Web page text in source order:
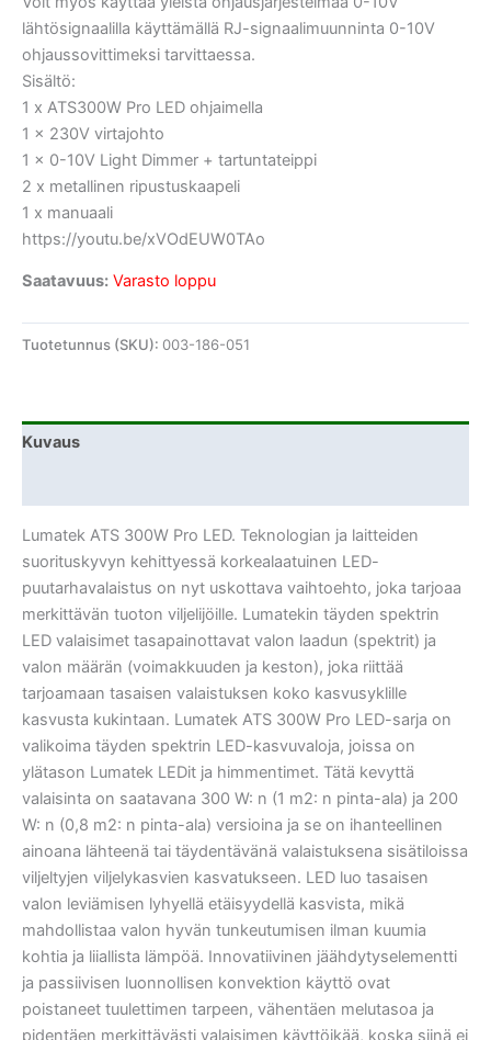
lähtösignaalilla käyttämällä RJ-signaalimuunninta 0-10V
ohjaussovittimeksi tarvittaessa.
Sisältö:
1 x ATS300W Pro LED ohjaimella
1 x 230V virtajohto
1 x 0-10V Light Dimmer + tartuntateippi
2 x metallinen ripustuskaapeli
1 x manuaali
https://youtu.be/xVOdEUW0TAo
Saatavuus: Varasto loppu
Tuotetunnus (SKU): 003-186-051
Kuvaus
Lumatek ATS 300W Pro LED. Teknologian ja laitteiden
suorituskyvyn kehittyessä korkealaatuinen LED-
puutarhavalaistus on nyt uskottava vaihtoehto, joka tarjoaa
merkittävän tuoton viljelijöille. Lumatekin täyden spektrin
LED valaisimet tasapainottavat valon laadun (spektrit) ja
valon määrän (voimakkuuden ja keston), joka riittää
tarjoamaan tasaisen valaistuksen koko kasvusyklille
kasvusta kukintaan. Lumatek ATS 300W Pro LED-sarja on
valikoima täyden spektrin LED-kasvuvaloja, joissa on
ylätason Lumatek LEDit ja himmentimet. Tätä kevyttä
valaisinta on saatavana 300 W: n (1 m2: n pinta-ala) ja 200
W: n (0,8 m2: n pinta-ala) versioina ja se on ihanteellinen
ainoana lähteenä tai täydentävänä valaistuksena sisätiloissa
viljeltyjen viljelykasvien kasvatukseen. LED luo tasaisen
valon leviämisen lyhyellä etäisyydellä kasvista, mikä
mahdollistaa valon hyvän tunkeutumisen ilman kuumia
kohtia ja liiallista lämpöä. Innovatiivinen jäähdytyselementti
ja passiivisen luonnollisen konvektion käyttö ovat
poistaneet tuulettimen tarpeen, vähentäen melutasoa ja
pidentäen merkittävästi valaisimen käyttöikää, koska siinä ei